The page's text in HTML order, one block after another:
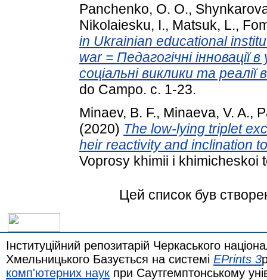
Panchenko, O. O.,
Nikolaiesku, I., Matsuk, L.,
in Ukrainian educational
war = Педагогічні інновації
соціальні виклики та реалії
do Campo. с. 1-23.
Minaev, B. F., Minaeva, V. A.,
(2020) The low-lying triplet
heir reactivity and inclination
Voprosy khimii i
Цей список був
Інституційний репозитарій Черкаського
Хмельницького Базується на системі EPrints 3
комп'ютерних наук при Саутгемптонському